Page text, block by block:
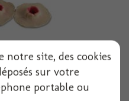
vampire
notre site, des cookies
sur votre
portable ou